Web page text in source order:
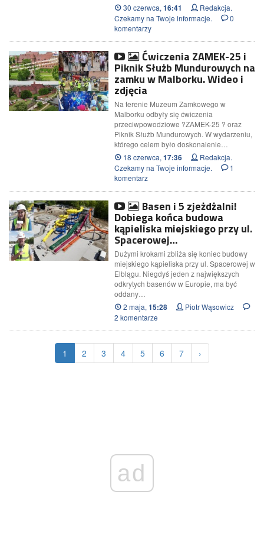
30 czerwca, 16:41
Redakcja.
Czekamy na Twoje informacje.
0
komentarzy
Ćwiczenia ZAMEK-25 i
Piknik Służb Mundurowych na
zamku w Malborku. Wideo i
zdjęcia
Na terenie Muzeum Zamkowego w
Malborku odbyły się ćwiczenia
przeciwpowodziowe ?ZAMEK-25 ? oraz
Piknik Służb Mundurowych. W wydarzeniu,
którego celem było doskonalenie…
18 czerwca, 17:36
Redakcja.
Czekamy na Twoje informacje.
1
komentarz
Basen i 5 zjeżdżalni!
Dobiega końca budowa
kąpieliska miejskiego przy ul.
Spacerowej…
Dużymi krokami zbliża się koniec budowy
miejskiego kąpieliska przy ul. Spacerowej w
Elblągu. Niegdyś jeden z największych
odkrytych basenów w Europie, ma być
oddany…
2 maja, 15:28
Piotr Wąsowicz
2 komentarze
1 2 3 4 5 6 7 ›
ad